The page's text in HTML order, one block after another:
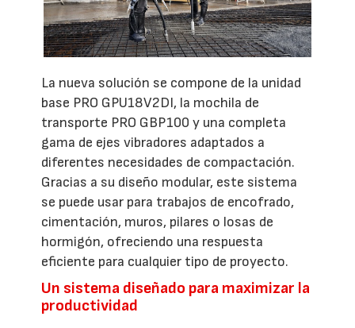
La nueva solución se compone de la unidad
base PRO GPU18V2DI, la mochila de
transporte PRO GBP100 y una completa
gama de ejes vibradores adaptados a
diferentes necesidades de compactación.
Gracias a su diseño modular, este sistema
se puede usar para trabajos de encofrado,
cimentación, muros, pilares o losas de
hormigón, ofreciendo una respuesta
eficiente para cualquier tipo de proyecto.
Un sistema diseñado para maximizar la
productividad